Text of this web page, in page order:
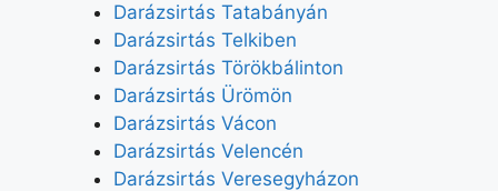
Darázsirtás Tatabányán
Darázsirtás Telkiben
Darázsirtás Törökbálinton
Darázsirtás Ürömön
Darázsirtás Vácon
Darázsirtás Velencén
Darázsirtás Veresegyházon